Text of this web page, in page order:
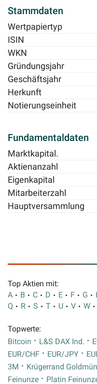
Stammdaten
Wertpapiertyp
ISIN
WKN
Gründungsjahr
Geschäftsjahr
Herkunft
Notierungseinheit
Fundamentaldaten
Marktkapital.
Aktienanzahl
Eigenkapital
Mitarbeiterzahl
Hauptversammlung
Top Aktien mit:
A
B C D E F G
Q
R S T U V W
Topwerte:
Bitcoin
L&S DAX Ind.
EUR/CHF
EUR/JPY
3M
Krügerrand
Feinunze
Platin